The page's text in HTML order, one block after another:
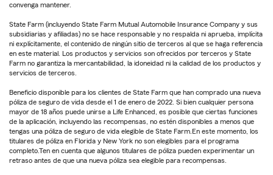
convenga mantener.
State Farm (incluyendo State Farm Mutual Automobile Insurance Company y sus
subsidiarias y afiliadas) no se hace responsable y no respalda ni aprueba, implícita
ni explícitamente, el contenido de ningún sitio de terceros al que se haga referencia
en este material. Los productos y servicios son ofrecidos por terceros y State
Farm no garantiza la mercantabilidad, la idoneidad ni la calidad de los productos y
servicios de terceros.
Beneficio disponible para los clientes de State Farm que han comprado una nueva
póliza de seguro de vida desde el 1 de enero de 2022. Si bien cualquier persona
mayor de 18 años puede unirse a Life Enhanced, es posible que ciertas funciones
de la aplicación, incluyendo las recompensas, no estén disponibles a menos que
tengas una póliza de seguro de vida elegible de State Farm.En este momento, los
titulares de póliza en Florida y New York no son elegibles para el programa
completo.Ten en cuenta que algunos titulares de póliza pueden experimentar un
retraso antes de que una nueva póliza sea elegible para recompensas.